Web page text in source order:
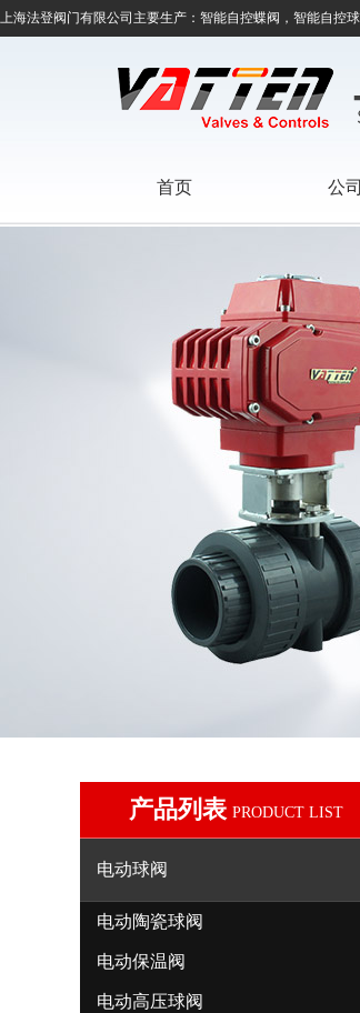
上海法登阀门有限公司主要生产：智能自控蝶阀，智能自控
首页 公
产品列表 PRODUCT LIST
电动球阀
电动陶瓷球阀
电动保温阀
电动高压球阀